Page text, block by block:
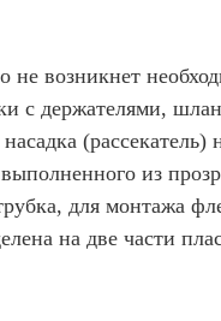
не возникнет
с держателями,
из
для монтажа
на две части